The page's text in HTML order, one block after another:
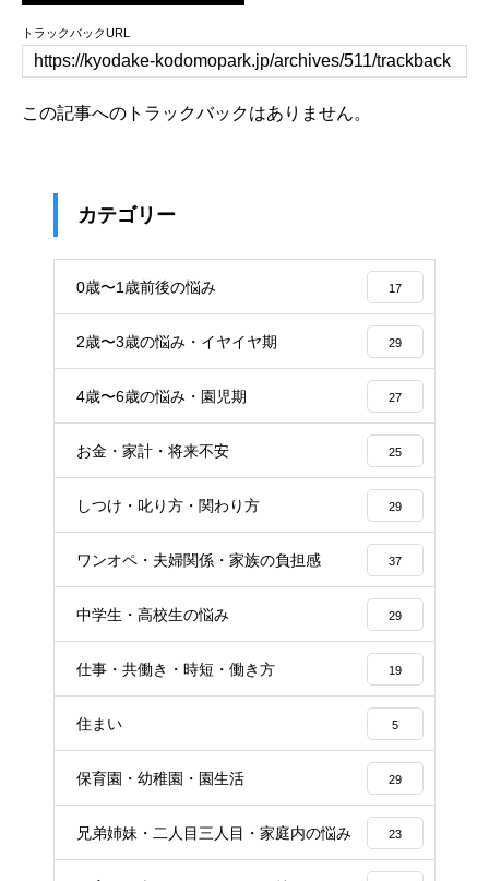
トラックバックURL
この記事へのトラックバックはありません。
カテゴリー
0歳〜1歳前後の悩み 17
2歳〜3歳の悩み・イヤイヤ期 29
4歳〜6歳の悩み・園児期 27
お金・家計・将来不安 25
しつけ・叱り方・関わり方 29
ワンオペ・夫婦関係・家族の負担感 37
中学生・高校生の悩み 29
仕事・共働き・時短・働き方 19
住まい 5
保育園・幼稚園・園生活 29
兄弟姉妹・二人目三人目・家庭内の悩み 23